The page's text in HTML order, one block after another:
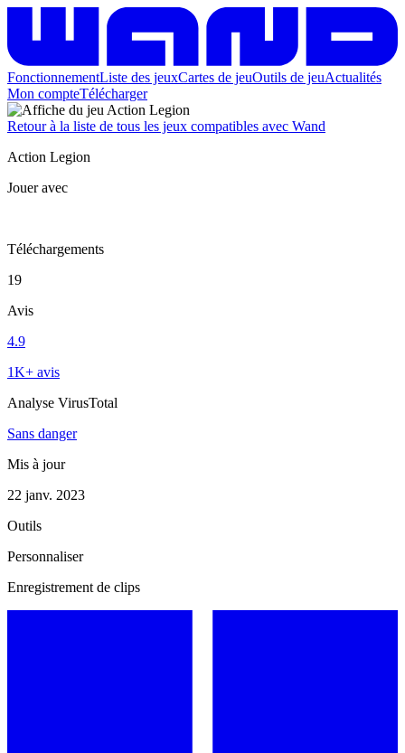
FonctionnementListe des jeuxCartes de jeuOutils de jeuActualités
Mon compteTélécharger
Retour à la liste de tous les jeux compatibles avec Wand
Action Legion
Jouer avec
Téléchargements
19
Avis
4.9
1K+ avis
Analyse VirusTotal
Sans danger
Mis à jour
22 janv. 2023
Outils
Personnaliser
Enregistrement de clips